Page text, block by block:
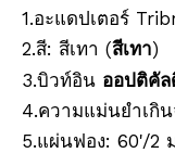
1.อะแดปเตอร์
2.สี: สีเทา (สีเทา)
3.บิวท์อิน ออปติคัล
4.ความแม่นยำเกิ
5.แผ่นฟอง: 60'/2